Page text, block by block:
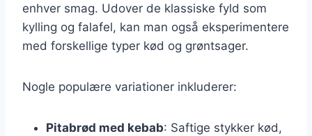
enhver smag. Udover de klassiske fyld som
kylling og falafel, kan man også eksperimentere
med forskellige typer kød og grøntsager.
Nogle populære variationer inkluderer:
Pitabrød med kebab: Saftige stykker kød,